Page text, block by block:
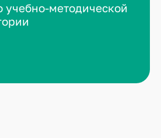
учебно-методической